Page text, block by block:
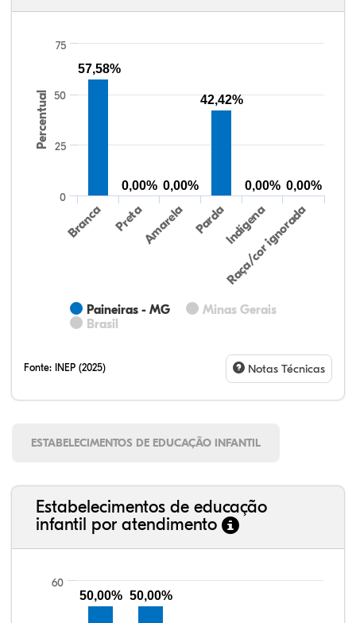
Percentual
Paineiras - MG
Minas Gerais
Brasil
Branca PretaAmarela PardaIndígena
Raça/cor ignorada
0
25
50
75
57,58%
0,00% 0,00%
42,42%
0,00% 0,00%
Fonte: INEP (2025) Notas Técnicas
ESTABELECIMENTOS DE EDUCAÇÃO INFANTIL
Estabelecimentos de educação
infantil por atendimento
60
50,00% 50,00%